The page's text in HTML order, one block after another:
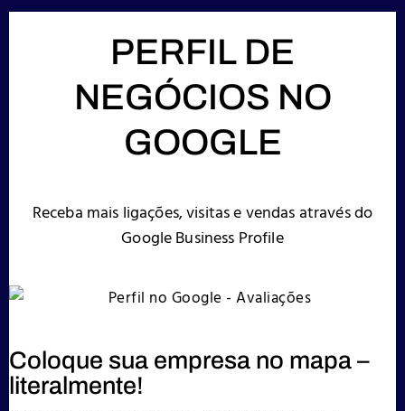
PERFIL DE
NEGÓCIOS NO
GOOGLE
Receba mais ligações, visitas e vendas através do
Google Business Profile
Coloque sua empresa no mapa –
literalmente!